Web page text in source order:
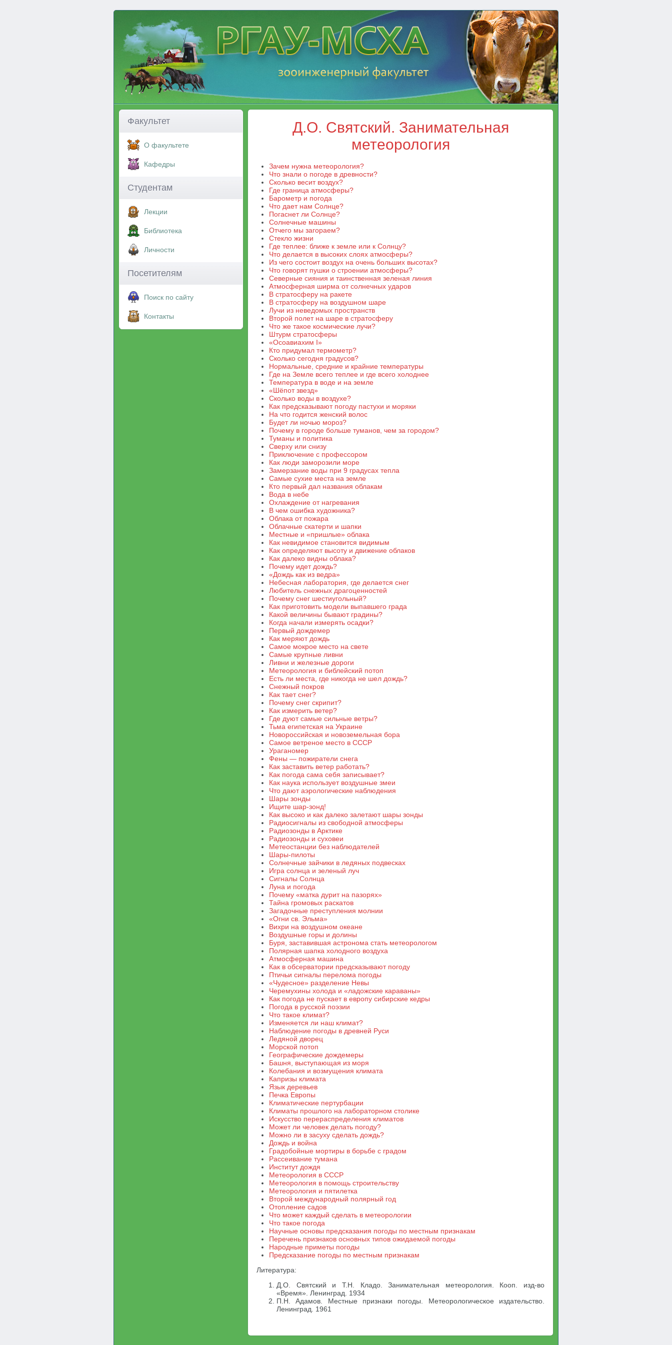
Факультет
О факультете
Кафедры
Студентам
Лекции
Библиотека
Личности
Посетителям
Поиск по сайту
Контакты
Д.О. Святский. Занимательная
метеорология
Зачем нужна метеорология?
Что знали о погоде в древности?
Сколько весит воздух?
Где граница атмосферы?
Барометр и погода
Что дает нам Солнце?
Погаснет ли Солнце?
Солнечные машины
Отчего мы загораем?
Стекло жизни
Где теплее: ближе к земле или к Солнцу?
Что делается в высоких слоях атмосферы?
Из чего состоит воздух на очень больших высотах?
Что говорят пушки о строении атмосферы?
Северные сияния и таинственная зеленая линия
Атмосферная ширма от солнечных ударов
В стратосферу на ракете
В стратосферу на воздушном шаре
Лучи из неведомых пространств
Второй полет на шаре в стратосферу
Что же такое космические лучи?
Штурм стратосферы
«Осоавиахим I»
Кто придумал термометр?
Сколько сегодня градусов?
Нормальные, средние и крайние температуры
Где на Земле всего теплее и где всего холоднее
Температура в воде и на земле
«Шёпот звезд»
Сколько воды в воздухе?
Как предсказывают погоду пастухи и моряки
На что годится женский волос
Будет ли ночью мороз?
Почему в городе больше туманов, чем за городом?
Туманы и политика
Сверху или снизу
Приключение с профессором
Как люди заморозили море
Замерзание воды при 9 градусах тепла
Самые сухие места на земле
Кто первый дал названия облакам
Вода в небе
Охлаждение от нагревания
В чем ошибка художника?
Облака от пожара
Облачные скатерти и шапки
Местные и «пришлые» облака
Как невидимое становится видимым
Как определяют высоту и движение облаков
Как далеко видны облака?
Почему идет дождь?
«Дождь как из ведра»
Небесная лаборатория, где делается снег
Любитель снежных драгоценностей
Почему снег шестиугольный?
Как приготовить модели выпавшего града
Какой величины бывают градины?
Когда начали измерять осадки?
Первый дождемер
Как меряют дождь
Самое мокрое место на свете
Самые крупные ливни
Ливни и железные дороги
Метеорология и библейский потоп
Есть ли места, где никогда не шел дождь?
Снежный покров
Как тает снег?
Почему снег скрипит?
Как измерить ветер?
Где дуют самые сильные ветры?
Тьма египетская на Украине
Новороссийская и новоземельная бора
Самое ветреное место в СССР
Ураганомер
Фены — пожиратели снега
Как заставить ветер работать?
Как погода сама себя записывает?
Как наука использует воздушные змеи
Что дают аэрологические наблюдения
Шары зонды
Ищите шар-зонд!
Как высоко и как далеко залетают шары зонды
Радиосигналы из свободной атмосферы
Радиозонды в Арктике
Радиозонды и суховеи
Метеостанции без наблюдателей
Шары-пилоты
Солнечные зайчики в ледяных подвесках
Игра солнца и зеленый луч
Сигналы Солнца
Луна и погода
Почему «матка дурит на пазорях»
Тайна громовых раскатов
Загадочные преступления молнии
«Огни св. Эльма»
Вихри на воздушном океане
Воздушные горы и долины
Буря, заставившая астронома стать метеорологом
Полярная шапка холодного воздуха
Атмосферная машина
Как в обсерватории предсказывают погоду
Птичьи сигналы перелома погоды
«Чудесное» разделение Невы
Черемухины холода и «ладожские караваны»
Как погода не пускает в европу сибирские кедры
Погода в русской поэзии
Что такое климат?
Изменяется ли наш климат?
Наблюдение погоды в древней Руси
Ледяной дворец
Морской потоп
Географические дождемеры
Башня, выступающая из моря
Колебания и возмущения климата
Капризы климата
Язык деревьев
Печка Европы
Климатические пертурбации
Климаты прошлого на лабораторном столике
Искусство перераспределения климатов
Может ли человек делать погоду?
Можно ли в засуху сделать дождь?
Дождь и война
Градобойные мортиры в борьбе с градом
Рассеивание тумана
Институт дождя
Метеорология в СССР
Метеорология в помощь строительству
Метеорология и пятилетка
Второй международный полярный год
Отопление садов
Что может каждый сделать в метеорологии
Что такое погода
Научные основы предсказания погоды по местным признакам
Перечень признаков основных типов ожидаемой погоды
Народные приметы погоды
Предсказание погоды по местным признакам
Литература:
Д.О. Святский и Т.Н. Кладо. Занимательная метеорология. Кооп. изд-во
«Время». Ленинград. 1934
П.Н. Адамов. Местные признаки погоды. Метеорологическое издательство.
Ленинград. 1961